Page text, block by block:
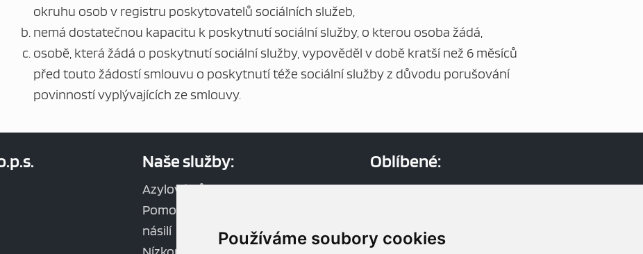
Používáme soubory cookies
okruhu osob v registru poskytovatelů sociálních služeb,
nemá dostatečnou kapacitu k poskytnutí sociální služby, o kterou osoba žádá,
osobě, která žádá o poskytnutí sociální služby, vypověděl v době kratší než 6 měsíců
před touto žádostí smlouvu o poskytnutí téže sociální služby z důvodu porušování
povinností vyplývajících ze smlouvy.
Naše služby:
Azylový dům
Pomoc obětem domácího
násilí
Oblíbené:
Aktuality
Mapa webu